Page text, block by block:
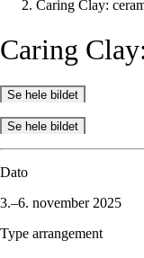
Caring Clay:
Caring
Se hele bildet
Se hele bildet
Dato
3.–6. november 2025
Type arrangement